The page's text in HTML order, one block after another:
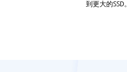
到更大的SSD。